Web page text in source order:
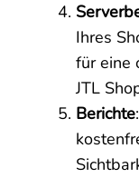
Ihres
für eine
JTL
Berichte